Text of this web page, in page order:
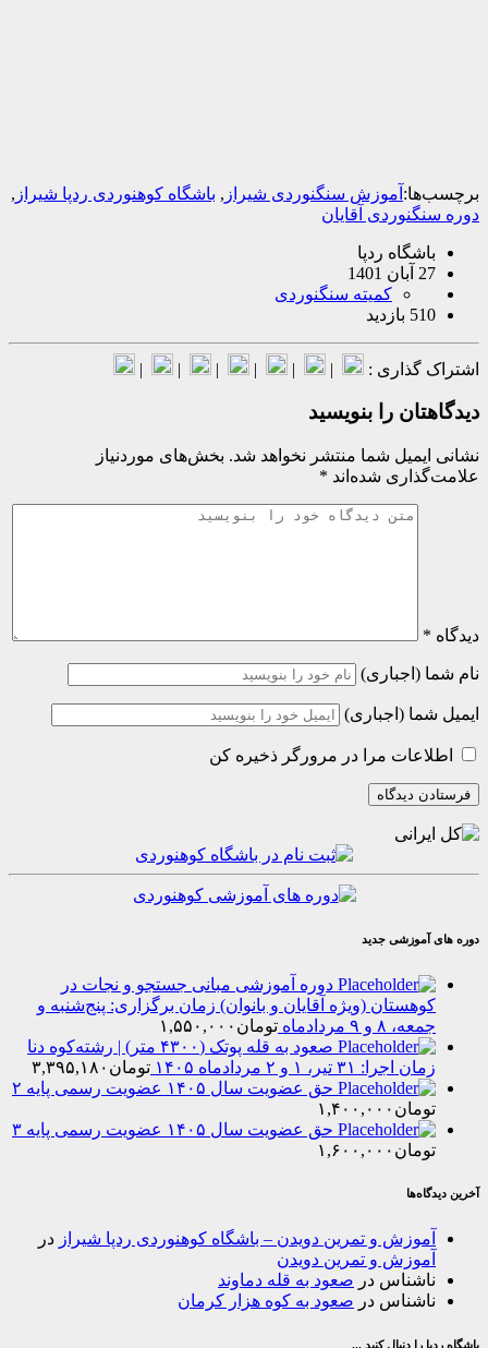
آموزش سنگنوردی شیراز,باشگاه کوهنوردی ردپا شیراز ,
آقایان
ردپا
کمیته سنگنوردی
:
|
|
|
|
|
|
را بنویسید
شما منتشر نخواهد شد. بخش‌های موردنیاز
شده‌اند*
(اجباری)
مرا در مرورگر ذخیره کن
جدید
دوره آموزشی مبانی جستجو و نجات در
(ویژه آقایان و بانوان) زمان برگزاری: پنج‌شنبه و
تومان۱,۵۵۰,۰۰۰
صعود به قله پوتک (۴۳۰۰ متر) | رشته‌کوه دنا
۳۱ تیر، ۱ و ۲ مردادماه ۱۴۰۵
تومان ۳,۳۹۵,۱۸۰
حق عضویت سال ۱۴۰۵ عضویت رسمی پایه ۲
۱,۴۰۰,۰۰۰
حق عضویت سال ۱۴۰۵ عضویت رسمی پایه ۳
۱,۶۰۰,۰۰۰
و تمرین دویدن – باشگاه کوهنوردی ردپا شیراز در
و تمرین دویدن
درصعود به قله دماوند
درصعود به کوه هزار کرمان
دنبال کنید ...